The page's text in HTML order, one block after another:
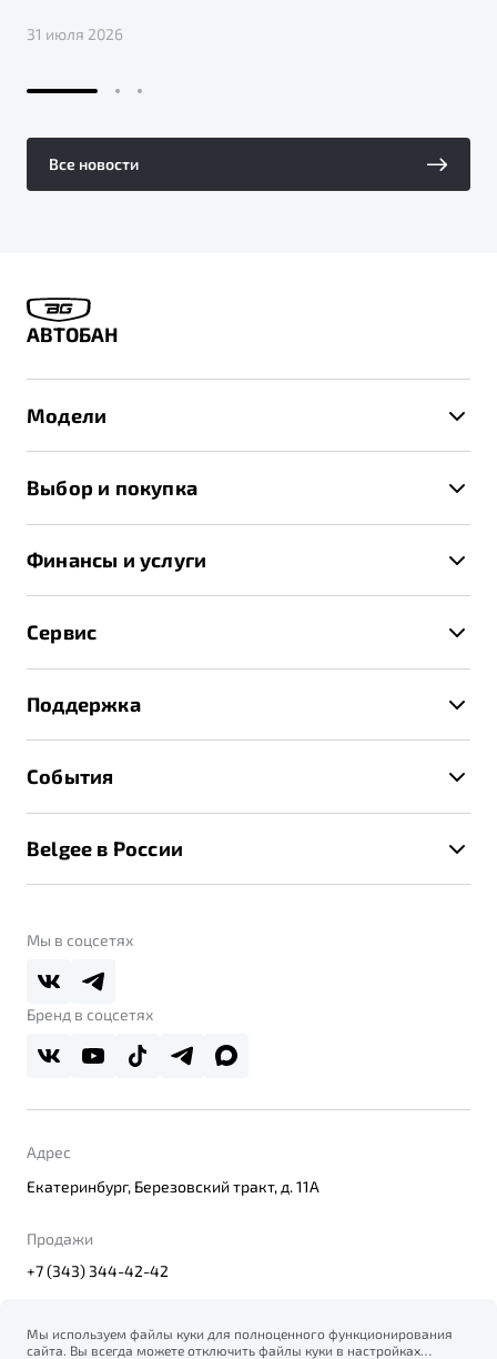
31 июля 2026
Все новости
АВТОБАН
Модели
X70
Выбор и покупка
Записаться на тест-драйв
Получить предложение
Финансы и услуги
Страхование
Расчет КАСКО
Сервис
Техническое обслуживание
Калькулятор ТО
Поддержка
Помощь на дорогах
Belgee Линк
Belgee Плюс
Реферальная программа
События
Belgee в России
О дилерском центре
Правовая информация
Мы в соцсетях
Бренд в соцсетях
Адрес
Екатеринбург, Березовский тракт, д. 11А
Продажи
+7 (343) 344-42-42
© 2026
Мы используем файлы куки для полноценного функционирования
сайта. Вы всегда можете отключить файлы куки в настройках